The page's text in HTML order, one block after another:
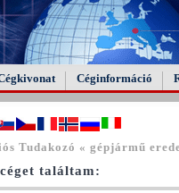
Céginformáció
Tudakozó « gépjármű
találtam: